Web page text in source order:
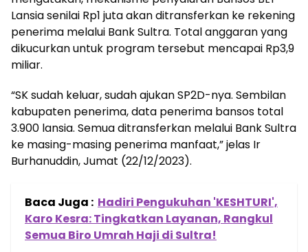
Lansia senilai Rp1 juta akan ditransferkan ke rekening
penerima melalui Bank Sultra. Total anggaran yang
dikucurkan untuk program tersebut mencapai Rp3,9
miliar.
“SK sudah keluar, sudah ajukan SP2D-nya. Sembilan
kabupaten penerima, data penerima bansos total
3.900 lansia. Semua ditransferkan melalui Bank Sultra
ke masing-masing penerima manfaat,” jelas Ir
Burhanuddin, Jumat (22/12/2023).
Baca Juga : Hadiri Pengukuhan 'KESHTURI',
Karo Kesra: Tingkatkan Layanan, Rangkul
Semua Biro Umrah Haji di Sultra!